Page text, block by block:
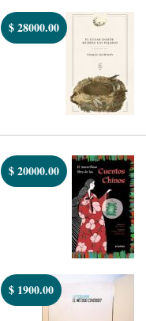
$28000.00
$20000.00
$ 1900.00